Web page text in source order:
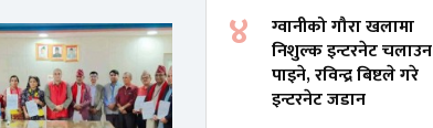
४
ग्वानीको गौरा खलामा
निशुल्क इन्टरनेट चलाउन
पाइने, रविन्द्र बिष्टले गरे
इन्टरनेट जडान